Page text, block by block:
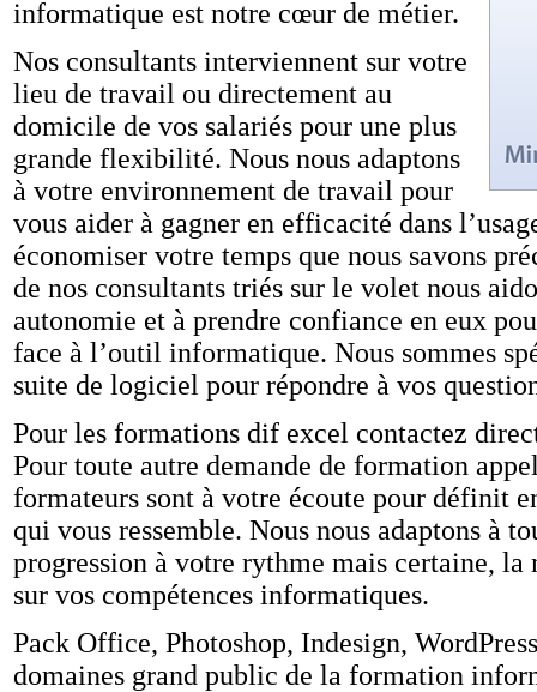
informatique est notre cœur de métier.
Nos consultants interviennent sur votre
lieu de travail ou directement au
domicile de vos salariés pour une plus
grande flexibilité. Nous nous adaptons
à votre environnement de travail pour
vous aider à gagner en efficacité dans
économiser votre temps que nous savons
de nos consultants triés sur le volet nous
autonomie et à prendre confiance en eux
face à l’outil informatique. Nous sommes
suite de logiciel pour répondre à vos
Pour les formations dif excel contactez
Pour toute autre demande de formation
formateurs sont à votre écoute pour définit
qui vous ressemble. Nous nous adaptons à
progression à votre rythme mais certaine,
sur vos compétences informatiques.
Pack Office, Photoshop, Indesign,
domaines grand public de la formation